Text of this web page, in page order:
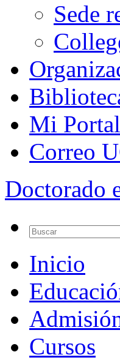
Sede
Mi
Correo
Doctorado
Inicio
Cursos